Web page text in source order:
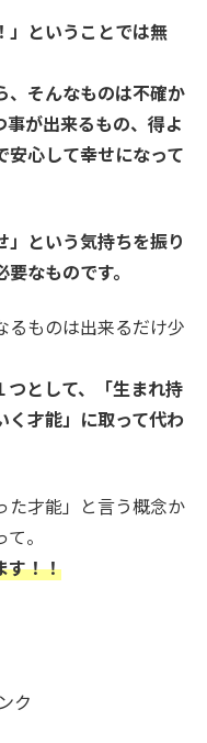
」ということでは無
、そんなものは不確か
が出来るもの、得よ
安心して幸せになって
という気持ちを振り
なものです。
るものは出来るだけ少
として、「生まれ持
く才能」に取って代わ
た才能」と言う概念か
。
す！！
ク